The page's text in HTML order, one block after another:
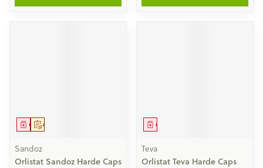
Op voorschrift
Geneesmiddel
Sandoz
Orlistat Sandoz Harde Caps
Geneesmiddel
Teva
Orlistat Teva Harde Caps